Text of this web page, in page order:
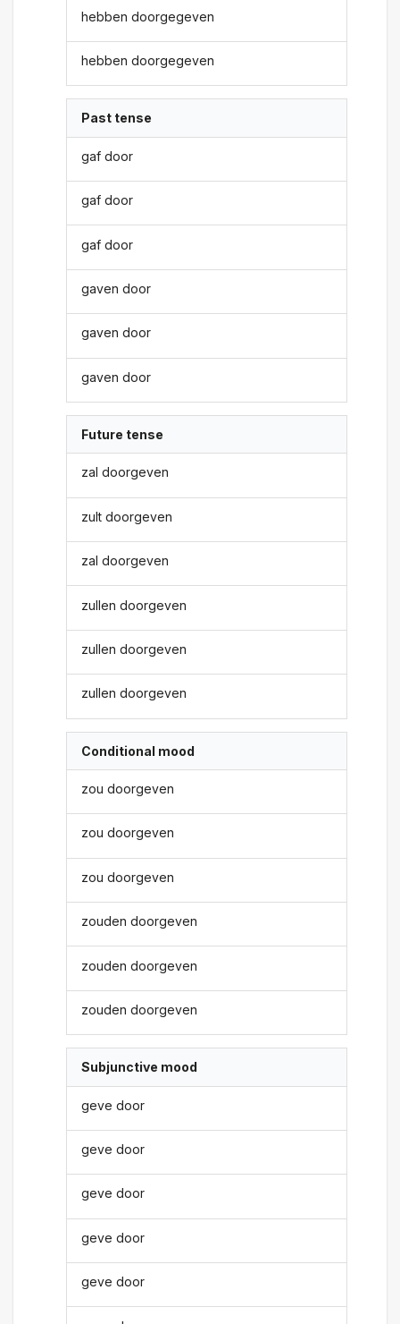
hebben doorgegeven
hebben doorgegeven
Past tense
gaf door
gaf door
gaf door
gaven door
gaven door
gaven door
Future tense
zal doorgeven
zult doorgeven
zal doorgeven
zullen doorgeven
zullen doorgeven
zullen doorgeven
Conditional mood
zou doorgeven
zou doorgeven
zou doorgeven
zouden doorgeven
zouden doorgeven
zouden doorgeven
Subjunctive mood
geve door
geve door
geve door
geve door
geve door